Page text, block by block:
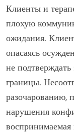
Клиенты и
плохую
ожидания.
опасаясь
не
границы.
разочарованию,
нарушения
воспринимаемая